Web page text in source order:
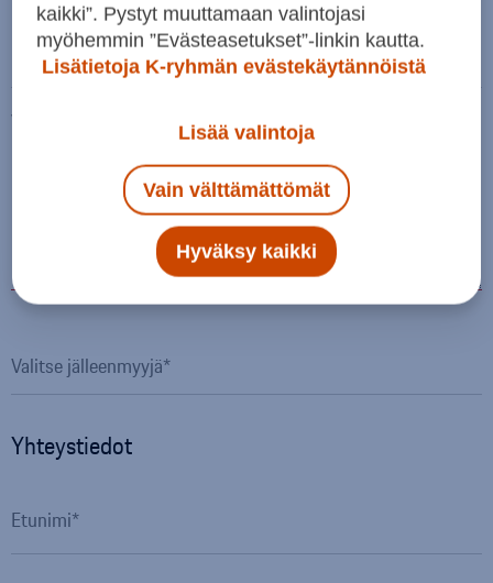
Km-lukema
Viesti
Yhteystiedot
Etunimi
kaikki”. Pystyt muuttamaan valintojasi
myöhemmin ”Evästeasetukset”-linkin kautta.
Lisätietoja K-ryhmän evästekäytännöistä
Lisää valintoja
Vain välttämättömät
Hyväksy kaikki